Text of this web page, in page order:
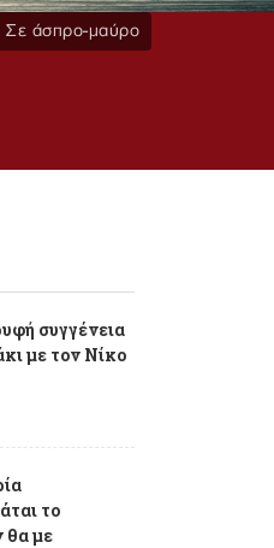
Σε άσπρο-μαύρο
συγγένεια
με τον Νίκο
το
θα με